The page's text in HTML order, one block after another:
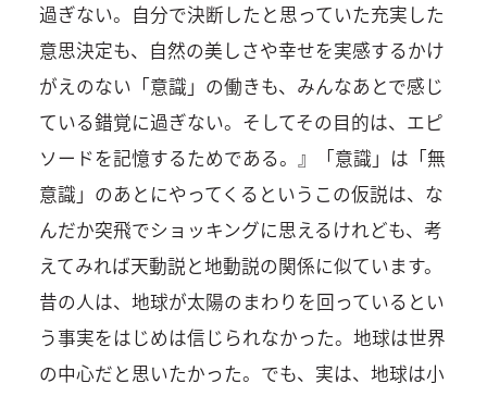
過ぎない。自分で決断したと思っていた充実した
意思決定も、自然の美しさや幸せを実感するかけ
がえのない「意識」の働きも、みんなあとで感じ
ている錯覚に過ぎない。そしてその目的は、エピ
ソードを記憶するためである。』「意識」は「無
意識」のあとにやってくるというこの仮説は、な
んだか突飛でショッキングに思えるけれども、考
えてみれば天動説と地動説の関係に似ています。
昔の人は、地球が太陽のまわりを回っているとい
う事実をはじめは信じられなかった。地球は世界
の中心だと思いたかった。でも、実は、地球は小